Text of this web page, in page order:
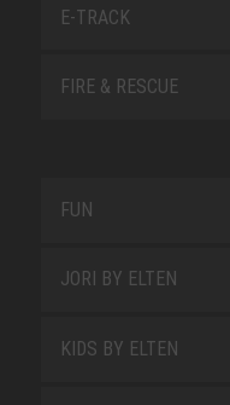
E-TRACK
FIRE & RESCUE
FUN
JORI BY ELTEN
KIDS BY ELTEN